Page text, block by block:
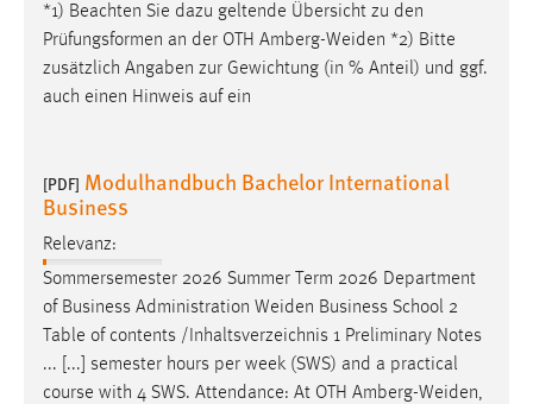
*1) Beachten Sie dazu geltende Übersicht zu den
Prüfungsformen an der OTH Amberg-Weiden *2) Bitte
zusätzlich Angaben zur Gewichtung (in % Anteil) und ggf.
auch einen Hinweis auf ein
[PDF] Modulhandbuch Bachelor International
Business
Relevanz:
Sommersemester 2026 Summer Term 2026 Department
of Business Administration Weiden Business School 2
Table of contents /Inhaltsverzeichnis 1 Preliminary Notes
... [...] semester hours per week (SWS) and a practical
course with 4 SWS. Attendance: At OTH Amberg-Weiden,